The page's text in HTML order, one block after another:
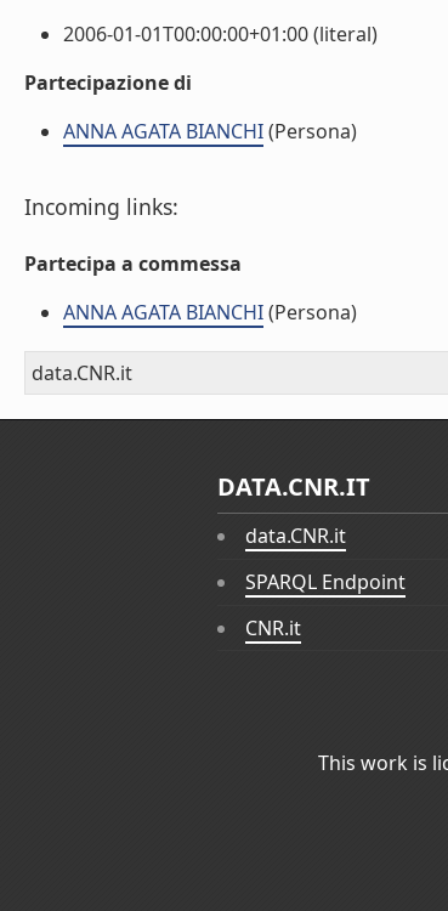
2006-01-01T00:00:00+01:00 (literal)
Partecipazione di
ANNA AGATA BIANCHI(Persona)
Incoming links:
Partecipa a commessa
ANNA AGATA BIANCHI(Persona)
data.CNR.it
DATA.CNR.IT
data.CNR.it
SPARQL Endpoint
CNR.it
This work is